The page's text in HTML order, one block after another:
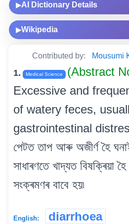
▶AI Dictionary Details
▶Wikipedia
Contributed by: Mousumi
1. Medical Science
(Abstract
Excessive and
of watery feces,
gastrointestinal
পেটত তাপ আৰু অজীৰ্ণ হৈ
সাধাৰণতে খাদ্যত বিষক্ৰিয়া
সংক্ৰমণৰ বাবে হয়৷
English: diarrhoea